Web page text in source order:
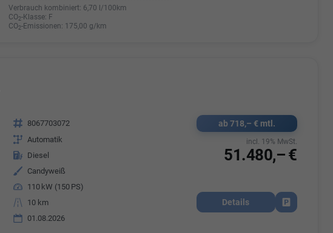
Verbrauch kombiniert: 6,70 l/100km
CO2-Klasse: F
CO2-Emissionen: 175,00 g/km
Fahrzeugnr. 8067703072
Getriebe Automatik
Kraftstoff Diesel
Außenfarbe
Candyweiß
Leistung 110 kW (150 PS)
Kilometerstand
10 km
01.08.2026
ab 718,– € mtl.
51.480,– €
incl. 19% MwSt.
Details
Fahrzeug